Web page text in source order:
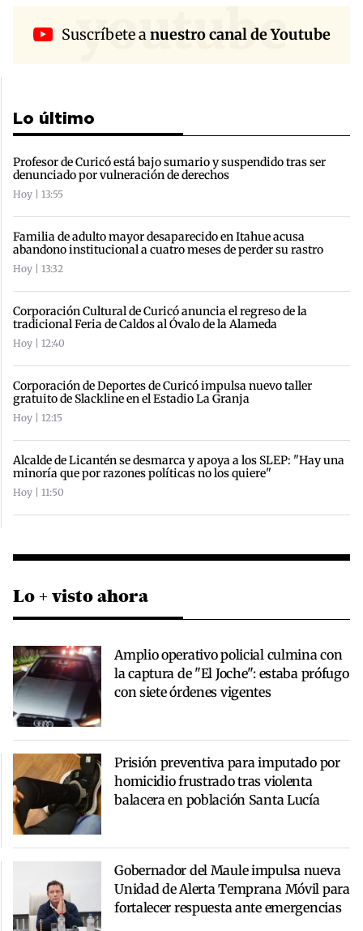
youtube
Suscríbete anuestro canal de Youtube
Lo último
Profesor de Curicó está bajo sumario y suspendido tras ser
denunciado por vulneración de derechos
Hoy | 13:55
Familia de adulto mayor desaparecido en Itahue acusa
abandono institucional a cuatro meses de perder su rastro
Hoy | 13:32
Corporación Cultural de Curicó anuncia el regreso de la
tradicional Feria de Caldos al Óvalo de la Alameda
Hoy | 12:40
Corporación de Deportes de Curicó impulsa nuevo taller
gratuito de Slackline en el Estadio La Granja
Hoy | 12:15
Alcalde de Licantén se desmarca y apoya a los SLEP: "Hay una
minoría que por razones políticas no los quiere"
Hoy | 11:50
Lo + visto ahora
Amplio operativo policial culmina con
la captura de "El Joche": estaba prófugo
con siete órdenes vigentes
Prisión preventiva para imputado por
homicidio frustrado tras violenta
balacera en población Santa Lucía
Gobernador del Maule impulsa nueva
Unidad de Alerta Temprana Móvil para
fortalecer respuesta ante emergencias